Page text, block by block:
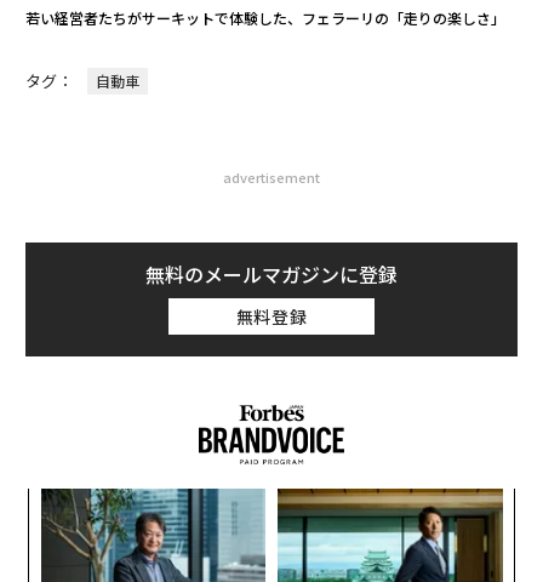
若い経営者たちがサーキットで体験した、フェラーリの「走りの楽しさ」
タグ： 自動車
advertisement
無料のメールマガジンに登録
無料登録